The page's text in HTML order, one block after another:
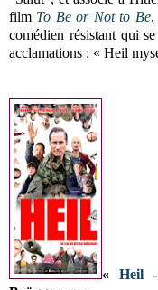
film To Be or Not to Be,
comédien résistant qui
acclamations : « Heil
« Heil